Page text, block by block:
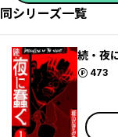
同シリーズ一覧
続・夜
473
ポイント